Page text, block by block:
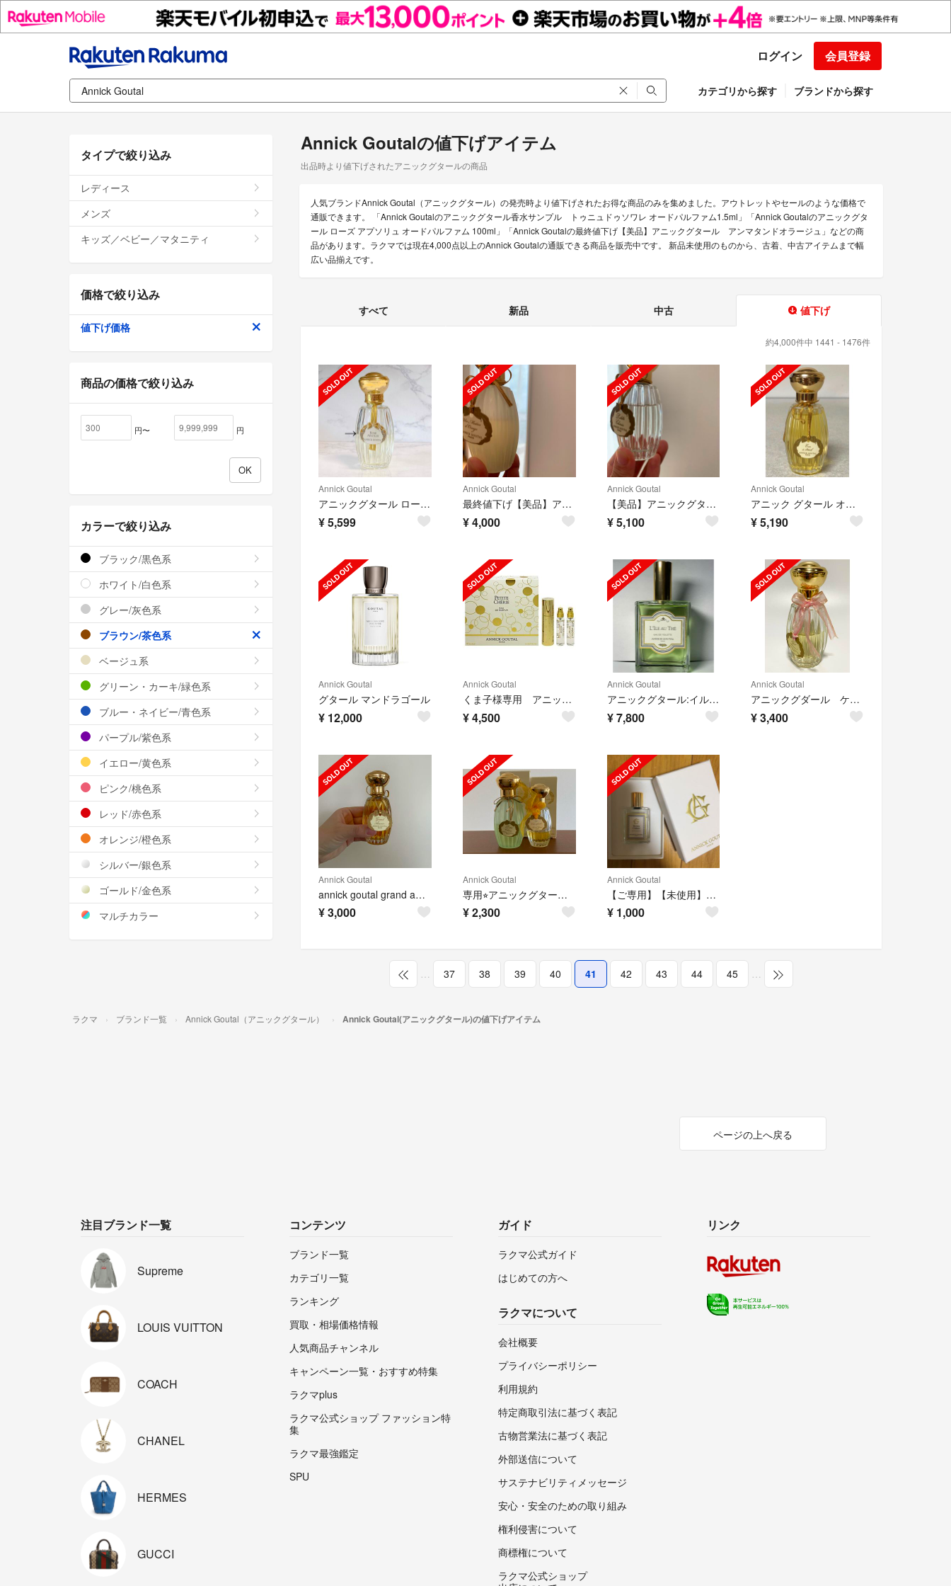
ログイン 会員登録
カテゴリから探す ブランドから探す
Annick Goutalの値下げアイテム
出品時より値下げされたアニックグタールの商品
人気ブランドAnnick Goutal（アニックグタール）の発売時より値下げされたお得な商品のみを集めました。アウトレットやセールのような価格で
通販できます。 「Annick Goutalのアニックグタール香水サンプル トゥニュドゥソワレ オードパルファム1.5ml」「Annick Goutalのアニックグタ
ール ローズ アプソリュ オードパルファム 100ml」「Annick Goutalの最終値下げ【美品】アニックグタール アンマタンドオラージュ」などの商
品があります。ラクマでは現在4,000点以上のAnnick Goutalの通販できる商品を販売中です。 新品未使用のものから、古着、中古アイテムまで幅
広い品揃えです。
すべて 新品 中古 値下げ
約4,000件中 1441 - 1476件
Annick Goutal
アニックグタール ローズ アプソリュ オードパルファム 100ml
¥5,599
Annick Goutal
最終値下げ【美品】アニックグタール アンマタンドオラージュ
¥4,000
Annick Goutal
【美品】アニックグタール プチシェリー
¥5,100
Annick Goutal
アニック グタール オード スード 100ml
¥5,190
Annick Goutal
グタール マンドラゴール
¥ 12,000
Annick Goutal
くま子様専用 アニックグタール ANNICKGOUTAL プチシェリー 香水
¥4,500
Annick Goutal
アニックグタール:イルオテをお譲りします。
¥7,800
Annick Goutal
アニックグダール ケラムール
¥3,400
Annick Goutal
annick goutal grand amour
¥3,000
Annick Goutal
専用⭐︎アニックグタール オードトワレ 2本セット
¥2,300
Annick Goutal
【ご専用】【未使用】プチシェリー オードトワレ 15ml
¥ 1,000
37 38 39 40 41 42 43 44 45
タイプで絞り込み
レディース
メンズ
キッズ／ベビー／マタニティ
価格で絞り込み
値下げ価格
商品の価格で絞り込み
円〜 円
カラーで絞り込み
ブラック/黒色系
ホワイト/白色系
グレー/灰色系
ブラウン/茶色系
ベージュ系
グリーン・カーキ/緑色系
ブルー・ネイビー/青色系
パープル/紫色系
イエロー/黄色系
ピンク/桃色系
レッド/赤色系
オレンジ/橙色系
シルバー/銀色系
ゴールド/金色系
マルチカラー
ラクマ ブランド一覧 Annick Goutal（アニックグタール） Annick Goutal(アニックグタール)の値下げアイテム
ページの上へ戻る
注目ブランド一覧
Supreme
LOUIS VUITTON
COACH
CHANEL
HERMES
GUCCI
コンテンツ
ブランド一覧
カテゴリ一覧
ランキング
買取・相場価格情報
人気商品チャンネル
キャンペーン一覧・おすすめ特集
ラクマplus
ラクマ公式ショップ ファッション特
集
ラクマ最強鑑定
SPU
ガイド
ラクマ公式ガイド
はじめての方へ
ラクマについて
会社概要
プライバシーポリシー
利用規約
特定商取引法に基づく表記
古物営業法に基づく表記
外部送信について
サステナビリティメッセージ
安心・安全のための取り組み
権利侵害について
商標権について
ラクマ公式ショップ
リンク